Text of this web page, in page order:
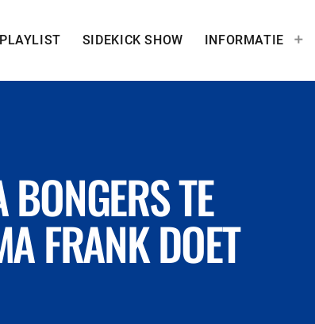
PLAYLIST SIDEKICK SHOW INFORMATIE
TE
FRANK DOET